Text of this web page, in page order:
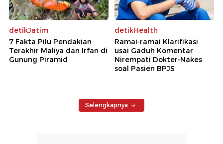
detikJatim
7 Fakta Pilu Pendakian
Terakhir Maliya dan Irfan di
Gunung Piramid
detikHealth
Ramai-ramai Klarifikasi
usai Gaduh Komentar
Nirempati Dokter-Nakes
soal Pasien BPJS
Selengkapnya